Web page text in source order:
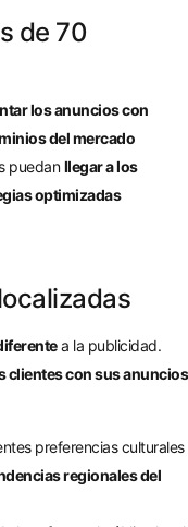
de 70
los anuncios con
del mercado
puedanllegar a los
optimizadas
a la publicidad.
clientes con sus anuncios
preferencias culturales
regionales del